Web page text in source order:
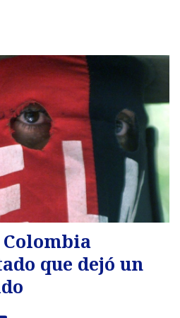
que dejó un